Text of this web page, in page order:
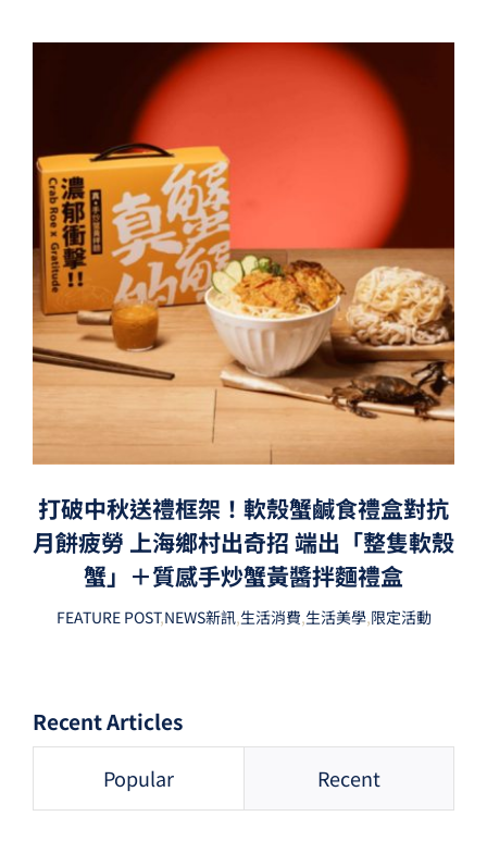
打破中秋送禮框架！軟殼蟹鹹食禮盒對抗
月餅疲勞 上海鄉村出奇招 端出「整隻軟殼
蟹」＋質感手炒蟹黃醬拌麵禮盒
FEATURE POST,NEWS新訊,生活消費,生活美學,限定活動
Recent Articles
Popular Recent